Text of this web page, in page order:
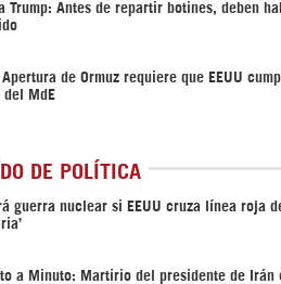
Trump: Antes de repartir botines, deben
Apertura de Ormuz requiere que EEUU
del MdE
DE POLÍTICA
guerra nuclear si EEUU cruza línea roja
a Minuto: Martirio del presidente de Irán